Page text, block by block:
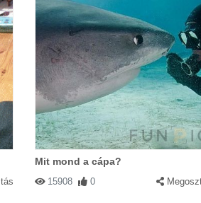
Mit mond a cápa?
15908 0